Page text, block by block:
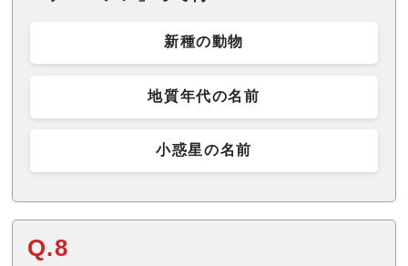
新種の動物
地質年代の名前
小惑星の名前
Q.8